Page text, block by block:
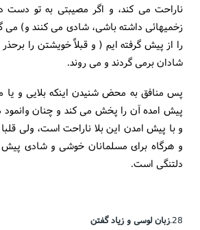
ناراحت می کند، و اگر مصیبتی به تو دست
زخمیهائی داشته باشی، شادی می کنند و) می
را از پیش گرفته ایم ( و قبلاً خویشتن را برحذر
شادان برمی گردند و می روند.
پس منافق به محض شنیدن اینکه بلایی و یا
پیش امده آن را پخش می کند و چنان وانمود
و با پیش امدن این بلا ناراحت است، ولی
و هرگاه برای مسلمانان خوشی و شادی پیش
دلتنگی است.
28.زبان لوسی و زیاد گفتن